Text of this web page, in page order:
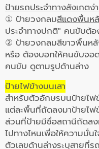
ป้ายรถประจำทางสังเกต
① ป้ายวงกลมสีแดงพื้นห
ประจำทางปกติ" คนขับต้อ
② ป้ายวงกลมสีขาวพื้นห
หรือ ต้องบอกให้คนขับจอ
คนขับ ดูตามรูปด้านล่าง
ป้ายไฟข้างบนเสา
สำหรับตัวอักษรบนป้ายไฟ
แต่ละพื้นที่ถัดลงมาป้ายไฟ
ส่วนที่ป้ายมีชื่อสถานีถัดล
ไปทางไหนเพื่อให้ความมั่
ตัวเลขด้านล่างระบุสายที่